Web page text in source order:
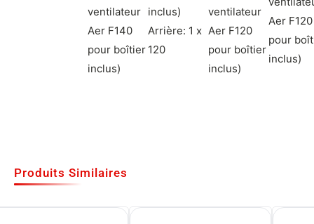
ventilateur
Aer F140
pour boîtier
inclus)
inclus)
Arrière: 1 x
120
ventilateur
Aer F120
pour boîtier
inclus)
Aer F120
pour
inclus)
Produits Similaires